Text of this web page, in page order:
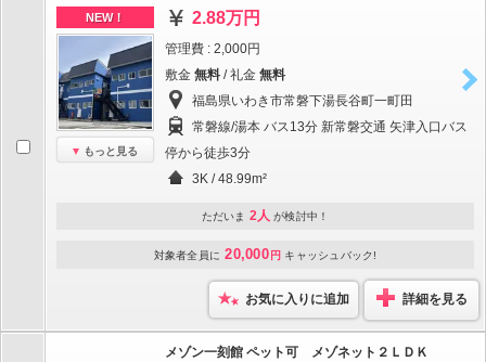
NEW！
もっと見る
2.88万円
管理費 : 2,000円
敷金 無料 / 礼金 無料
福島県いわき市常磐下湯長谷町一町田
常磐線/湯本 バス13分 新常磐交通 矢津入口バス
停から徒歩3分
3K / 48.99m²
ただいま 2人 が検討中！
対象者全員に 20,000 円 キャッシュバック!
お気に入りに追加 詳細を見る
メゾン一刻館 ペット可 メゾネット２ＬＤＫ